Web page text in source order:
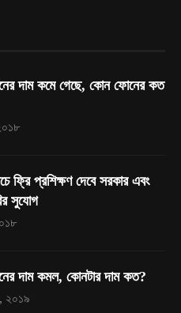
দাম কমে গেছে, কোন ফোনের কত
ফ্রি প্রশিক্ষণ দেবে সরকার এবং
সুযোগ
দাম কমল, কোনটার দাম কত?
২০১৯